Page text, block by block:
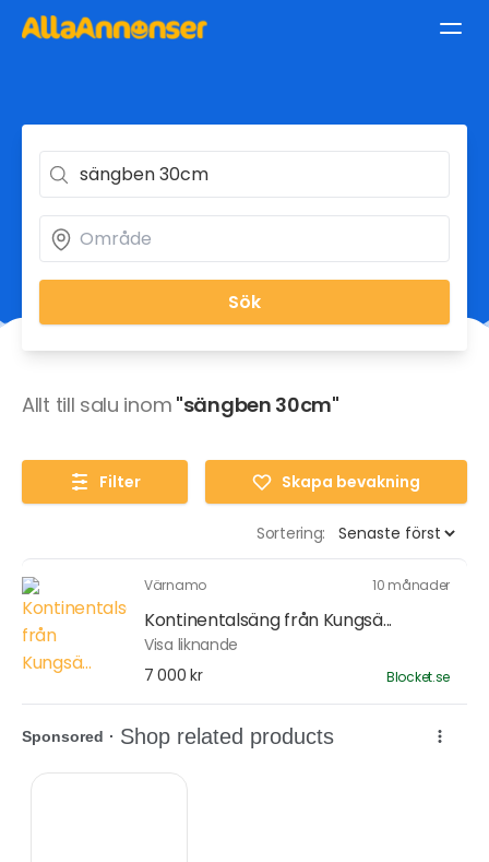
Sök
Allt till salu inom "sängben 30cm"
Filter Skapa bevakning
Sortering:
Värnamo 10 månader
Kontinentalsäng från Kungsä...
Visa liknande
7 000 kr
Blocket.se